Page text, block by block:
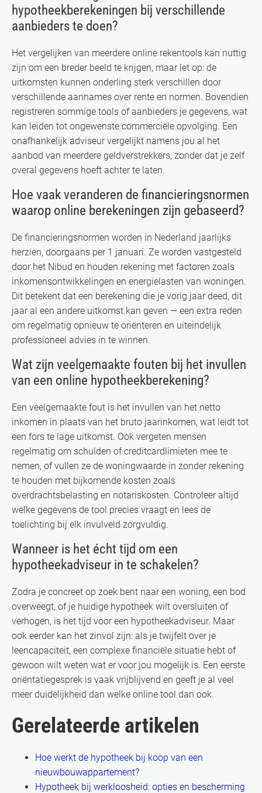
hypotheekberekeningen bij verschillende
aanbieders te doen?
Het vergelijken van meerdere online rekentools kan nuttig
zijn om een breder beeld te krijgen, maar let op: de
uitkomsten kunnen onderling sterk verschillen door
verschillende aannames over rente en normen. Bovendien
registreren sommige tools of aanbieders je gegevens, wat
kan leiden tot ongewenste commerciële opvolging. Een
onafhankelijk adviseur vergelijkt namens jou al het
aanbod van meerdere geldverstrekkers, zonder dat je zelf
overal gegevens hoeft achter te laten.
Hoe vaak veranderen de financieringsnormen
waarop online berekeningen zijn gebaseerd?
De financieringsnormen worden in Nederland jaarlijks
herzien, doorgaans per 1 januari. Ze worden vastgesteld
door het Nibud en houden rekening met factoren zoals
inkomensontwikkelingen en energielasten van woningen.
Dit betekent dat een berekening die je vorig jaar deed, dit
jaar al een andere uitkomst kan geven — een extra reden
om regelmatig opnieuw te oriënteren en uiteindelijk
professioneel advies in te winnen.
Wat zijn veelgemaakte fouten bij het invullen
van een online hypotheekberekening?
Een veelgemaakte fout is het invullen van het netto
inkomen in plaats van het bruto jaarinkomen, wat leidt tot
een fors te lage uitkomst. Ook vergeten mensen
regelmatig om schulden of creditcardlimieten mee te
nemen, of vullen ze de woningwaarde in zonder rekening
te houden met bijkomende kosten zoals
overdrachtsbelasting en notariskosten. Controleer altijd
welke gegevens de tool precies vraagt en lees de
toelichting bij elk invulveld zorgvuldig.
Wanneer is het écht tijd om een
hypotheekadviseur in te schakelen?
Zodra je concreet op zoek bent naar een woning, een bod
overweegt, of je huidige hypotheek wilt oversluiten of
verhogen, is het tijd voor een hypotheekadviseur. Maar
ook eerder kan het zinvol zijn: als je twijfelt over je
leencapaciteit, een complexe financiële situatie hebt of
gewoon wilt weten wat er voor jou mogelijk is. Een eerste
oriëntatiegesprek is vaak vrijblijvend en geeft je al veel
meer duidelijkheid dan welke online tool dan ook.
Gerelateerde artikelen
Hoe werkt de hypotheek bij koop van een
nieuwbouwappartement?
Hypotheek bij werkloosheid: opties en bescherming